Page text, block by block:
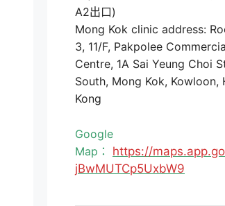
A2出口)
Mong Kok clinic address:
3, 11/F, Pakpolee
Centre, 1A Sai Yeung Choi
South, Mong Kok, Kowloon,
Kong
Google
Map： https://
jBwMUTCp5UxbW9